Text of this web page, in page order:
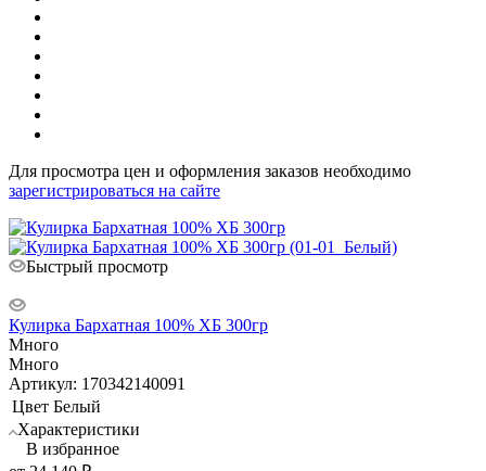
Для просмотра цен и оформления заказов необходимо
зарегистрироваться на сайте
Быстрый просмотр
Кулирка Бархатная 100% ХБ 300гр
Много
Много
Артикул: 170342140091
Цвет Белый
Характеристики
В избранное